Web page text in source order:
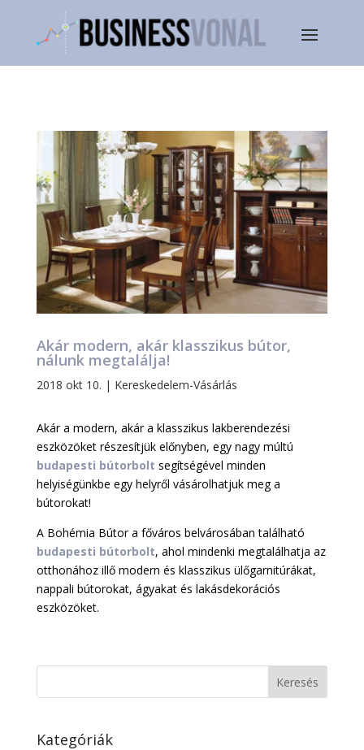
Akár modern, akár klasszikus bútor,
nálunk megtalálja!
2018 okt 10. | Kereskedelem-Vásárlás
Akár a modern, akár a klasszikus lakberendezési
eszközöket részesítjük előnyben, egy nagy múltú
budapesti bútorbolt segítségével minden
helyiségünkbe egy helyről vásárolhatjuk meg a
bútorokat!
A Bohémia Bútor a főváros belvárosában található
budapesti bútorbolt, ahol mindenki megtalálhatja az
otthonához illő modern és klasszikus ülőgarnitúrákat,
nappali bútorokat, ágyakat és lakásdekorációs
eszközöket.
Kategóriák